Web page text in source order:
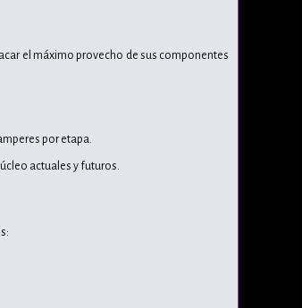
el máximo provecho de sus componentes
por etapa.
actuales y futuros.